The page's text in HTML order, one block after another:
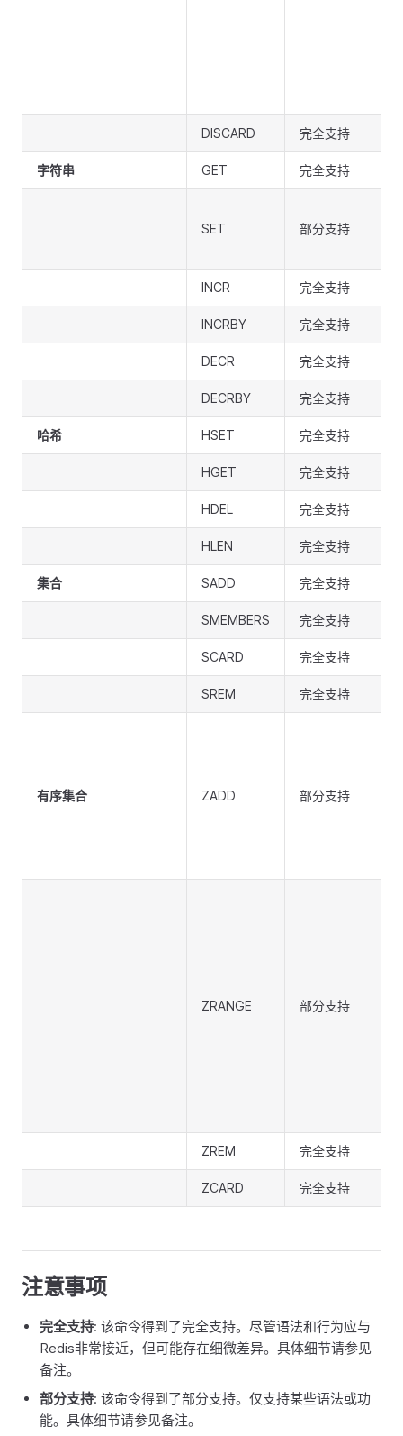
DISCARD 完全支持
字符串 GET 完全支持
SET 部分支持
INCR 完全支持
INCRBY 完全支持
DECR 完全支持
DECRBY 完全支持
哈希 HSET 完全支持
HGET 完全支持
HDEL 完全支持
HLEN 完全支持
集合 SADD 完全支持
SMEMBERS 完全支持
SCARD 完全支持
SREM 完全支持
有序集合 ZADD 部分支持
ZRANGE 部分支持
ZREM 完全支持
ZCARD 完全支持
注意事项
完全支持: 该命令得到了完全支持。尽管语法和行为应与
Redis非常接近，但可能存在细微差异。具体细节请参见
备注。
部分支持: 该命令得到了部分支持。仅支持某些语法或功
能。具体细节请参见备注。